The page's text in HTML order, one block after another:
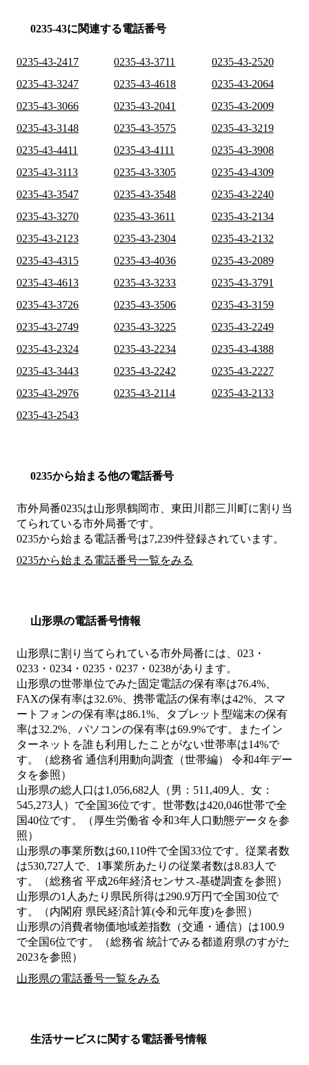
0235-43に関連する電話番号
0235-43-2417 0235-43-3711
0235-43-2520
0235-43-3247
0235-43-4618
0235-43-2064
0235-43-3066
0235-43-2041
0235-43-2009
0235-43-3148
0235-43-3575
0235-43-3219
0235-43-4411
0235-43-4111
0235-43-3908
0235-43-3113
0235-43-3305
0235-43-4309
0235-43-3547
0235-43-3548
0235-43-2240
0235-43-3270
0235-43-3611
0235-43-2134
0235-43-2123
0235-43-2304
0235-43-2132
0235-43-4315
0235-43-4036
0235-43-2089
0235-43-4613
0235-43-3233
0235-43-3791
0235-43-3726
0235-43-3506
0235-43-3159
0235-43-2749
0235-43-3225
0235-43-2249
0235-43-2324
0235-43-2234
0235-43-4388
0235-43-3443
0235-43-2242
0235-43-2227
0235-43-2976
0235-43-2114
0235-43-2133
0235-43-2543
0235から始まる他の電話番号
市外局番0235は山形県鶴岡市、東田川郡三川町に割り当
てられている市外局番です。
0235から始まる電話番号は7,239件登録されています。
0235から始まる電話番号一覧をみる
山形県の電話番号情報
山形県に割り当てられている市外局番には、023・
0233・0234・0235・0237・0238があります。
山形県の世帯単位でみた固定電話の保有率は76.4%、
FAXの保有率は32.6%、携帯電話の保有率は42%、スマ
ートフォンの保有率は86.1%、タブレット型端末の保有
率は32.2%、パソコンの保有率は69.9%です。またイン
ターネットを誰も利用したことがない世帯率は14%で
す。（総務省 通信利用動向調査（世帯編） 令和4年デー
タを参照）
山形県の総人口は1,056,682人（男：511,409人、女：
545,273人）で全国36位です。世帯数は420,046世帯で全
国40位です。（厚生労働省 令和3年人口動態データを参
照）
山形県の事業所数は60,110件で全国33位です。従業者数
は530,727人で、1事業所あたりの従業者数は8.83人で
す。（総務省 平成26年経済センサス‐基礎調査を参照）
山形県の1人あたり県民所得は290.9万円で全国30位で
す。（内閣府 県民経済計算(令和元年度)を参照）
山形県の消費者物価地域差指数（交通・通信）は100.9
で全国6位です。（総務省 統計でみる都道府県のすがた
2023を参照）
山形県の電話番号一覧をみる
生活サービスに関する電話番号情報